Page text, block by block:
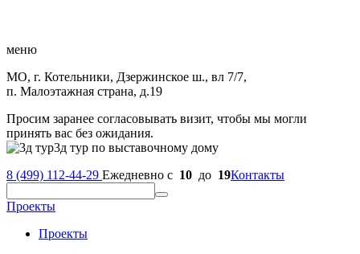
меню
МО, г. Котельники, Дзержинское ш., вл 7/7,
п. Малоэтажная страна, д.19
Просим заранее согласовывать визит, чтобы мы могли
принять вас без ожидания.
3д тур по выставочному дому
8 (499) 112-44-29 Ежедневно с 10 до 19Контакты
Проекты
Проекты